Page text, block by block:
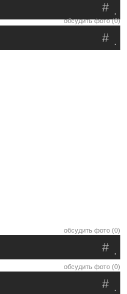
.
#
обсудить фото (0)
.
#
обсудить фото (0)
.
#
обсудить фото (0)
.
#